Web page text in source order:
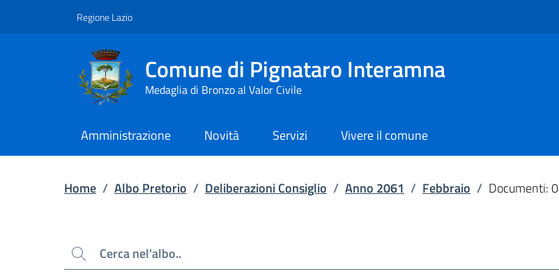
Regione Lazio
Comune di Pignataro Interamna
Medaglia di Bronzo al Valor Civile
Amministrazione Novità Servizi Vivere il comune
Home / Albo Pretorio / Deliberazioni Consiglio / Anno 2061 / Febbraio / Documenti: 0
Cerca